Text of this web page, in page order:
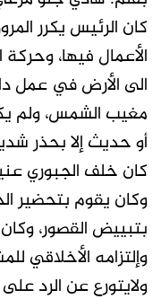
كان الرئيس يكرر
الأعمال فيها،
الى الأرض في عمل
مغيب الشمس، ولم
أو حديث إلا بحذر
كان خلف الجبوري
وكان يقوم بتحضير
بتبييض القصور،
وإلتزامه الأخلاقي
ولايتورع عن الرد على